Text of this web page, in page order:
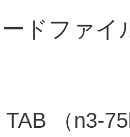
ドファイ
TAB （